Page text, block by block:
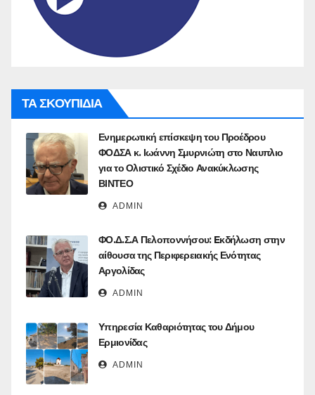
ΤΑ ΣΚΟΥΠΙΔΙΑ
Ενημερωτική επίσκεψη του Προέδρου
ΦΟΔΣΑ κ. Ιωάννη Σμυρνιώτη στο Ναυπλιο
για το Ολιστικό Σχέδιο Ανακύκλωσης
ΒΙΝΤΕΟ
ADMIN
ΦΟ.Δ.Σ.Α Πελοποννήσου: Eκδήλωση στην
αίθουσα της Περιφερειακής Ενότητας
Αργολίδας
ADMIN
Υπηρεσία Καθαριότητας του Δήμου
Ερμιονίδας
ADMIN